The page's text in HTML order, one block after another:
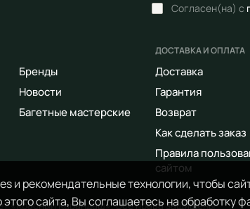
и рекомендательные технологии, чтобы
сайта, Вы соглашаетесь на обработку
Согласен(на) с
Бренды
Новости
Багетные мастерские
ДОСТАВКА И ОПЛАТА
Доставка
Гарантия
Возврат
Как сделать заказ
Правила
сайтом
«Красный Карандаш». Все права защищены